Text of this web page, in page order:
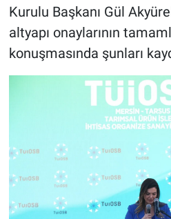
Kurulu Başkanı Gül
altyapı onaylarının
konuşmasında şunları